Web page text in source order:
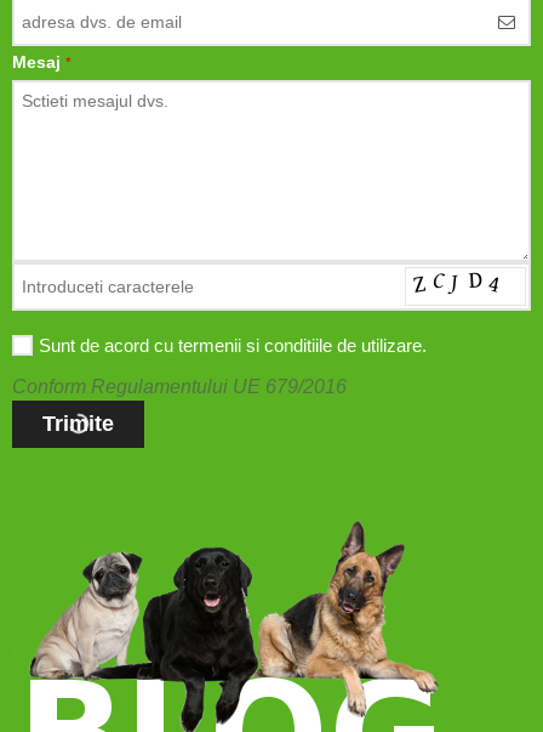
Mesaj *
Sunt de acord cu termenii si conditiile de utilizare.
Conform Regulamentului UE 679/2016
Trimite